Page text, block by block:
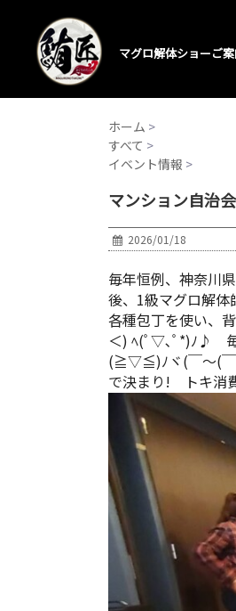
マグロ解体ショーご
ホーム >
すべて >
イベント情報 >
マンション自治
2026/01/18
毎年恒例、神奈川
後、1級マグロ解
各種包丁を使い、
＜) ﾍ(ﾟ▽､ﾟ*)ﾉ♪ 毎
(≧▽≦)ﾉヾ(￣～(￣
で決まり! トキ消